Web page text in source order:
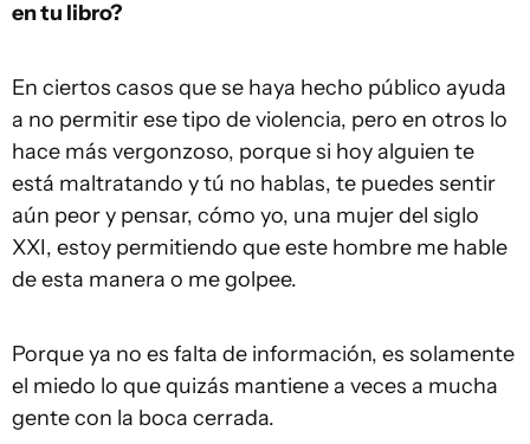
en tu libro?
En ciertos casos que se haya hecho público ayuda
a no permitir ese tipo de violencia, pero en otros lo
hace más vergonzoso, porque si hoy alguien te
está maltratando y tú no hablas, te puedes sentir
aún peor y pensar, cómo yo, una mujer del siglo
XXI, estoy permitiendo que este hombre me hable
de esta manera o me golpee.
Porque ya no es falta de información, es solamente
el miedo lo que quizás mantiene a veces a mucha
gente con la boca cerrada.